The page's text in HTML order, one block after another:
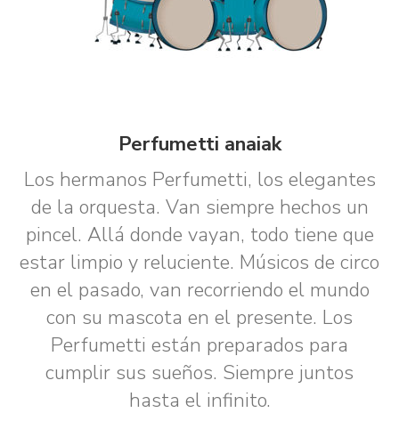
Perfumetti anaiak
Los hermanos Perfumetti, los elegantes
de la orquesta. Van siempre hechos un
pincel. Allá donde vayan, todo tiene que
estar limpio y reluciente. Músicos de circo
en el pasado, van recorriendo el mundo
con su mascota en el presente. Los
Perfumetti están preparados para
cumplir sus sueños. Siempre juntos
hasta el infinito.